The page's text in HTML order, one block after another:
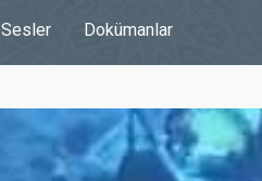
Sesler Dokümanlar